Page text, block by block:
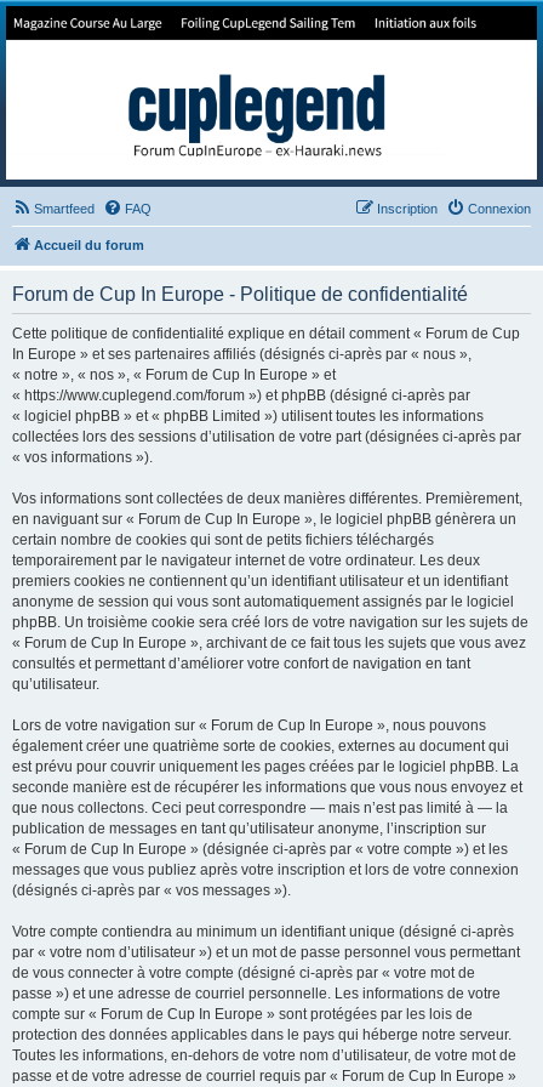
Forum de Cup In Europe
Smartfeed FAQ Connexion
Inscription
Accueil du forum
Forum de Cup In Europe - Politique de confidentialité
Cette politique de confidentialité explique en détail comment « Forum de Cup
In Europe » et ses partenaires affiliés (désignés ci-après par « nous »,
« notre », « nos », « Forum de Cup In Europe » et
« https://www.cuplegend.com/forum ») et phpBB (désigné ci-après par
« logiciel phpBB » et « phpBB Limited ») utilisent toutes les informations
collectées lors des sessions d’utilisation de votre part (désignées ci-après par
« vos informations »).
Vos informations sont collectées de deux manières différentes. Premièrement,
en naviguant sur « Forum de Cup In Europe », le logiciel phpBB génèrera un
certain nombre de cookies qui sont de petits fichiers téléchargés
temporairement par le navigateur internet de votre ordinateur. Les deux
premiers cookies ne contiennent qu’un identifiant utilisateur et un identifiant
anonyme de session qui vous sont automatiquement assignés par le logiciel
phpBB. Un troisième cookie sera créé lors de votre navigation sur les sujets de
« Forum de Cup In Europe », archivant de ce fait tous les sujets que vous avez
consultés et permettant d’améliorer votre confort de navigation en tant
qu’utilisateur.
Lors de votre navigation sur « Forum de Cup In Europe », nous pouvons
également créer une quatrième sorte de cookies, externes au document qui
est prévu pour couvrir uniquement les pages créées par le logiciel phpBB. La
seconde manière est de récupérer les informations que vous nous envoyez et
que nous collectons. Ceci peut correspondre — mais n’est pas limité à — la
publication de messages en tant qu’utilisateur anonyme, l’inscription sur
« Forum de Cup In Europe » (désignée ci-après par « votre compte ») et les
messages que vous publiez après votre inscription et lors de votre connexion
(désignés ci-après par « vos messages »).
Votre compte contiendra au minimum un identifiant unique (désigné ci-après
par « votre nom d’utilisateur ») et un mot de passe personnel vous permettant
de vous connecter à votre compte (désigné ci-après par « votre mot de
passe ») et une adresse de courriel personnelle. Les informations de votre
compte sur « Forum de Cup In Europe » sont protégées par les lois de
protection des données applicables dans le pays qui héberge notre serveur.
Toutes les informations, en-dehors de votre nom d’utilisateur, de votre mot de
passe et de votre adresse de courriel requis par « Forum de Cup In Europe »